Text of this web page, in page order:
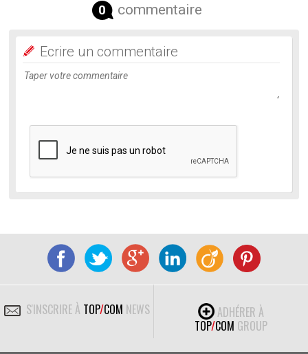
0 commentaire
Ecrire un commentaire
S'INSCRIRE À TOP/COM NEWS
ADHÉRER À
TOP/COM GROUP